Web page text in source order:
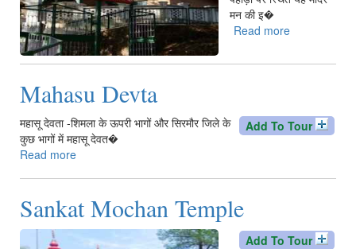
मन की इ�
Read more
Devi
Mahasu Devta
Add To Tour
महासू देवता -शिमला के ऊपरी भागों और सिरमौर जिले के
कुछ भागों में महासू देवत�
Read more
Sankat Mochan Temple
Add To Tour